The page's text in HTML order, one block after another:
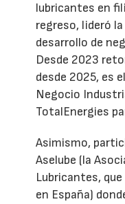
lubricantes en
regreso, lideró
desarrollo de
Desde 2023
desde 2025, es
Negocio
TotalEnergies
Asimismo,
Aselube (la
Lubricantes,
en España)